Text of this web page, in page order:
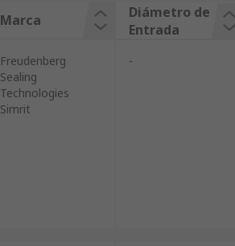
Marca
Diámetro de
Entrada
Freudenberg
Sealing
Technologies
Simrit
-